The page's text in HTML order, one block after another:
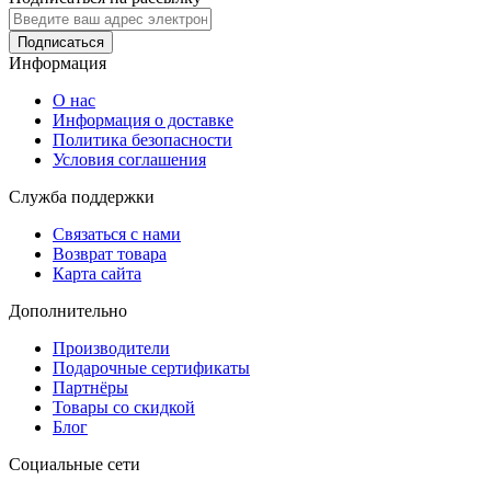
Подписаться
Информация
О нас
Информация о доставке
Политика безопасности
Условия соглашения
Служба поддержки
Связаться с нами
Возврат товара
Карта сайта
Дополнительно
Производители
Подарочные сертификаты
Партнёры
Товары со скидкой
Блог
Социальные сети